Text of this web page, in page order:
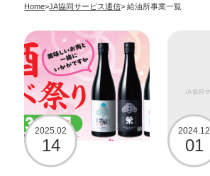
Home>JA協同サービス通信> 給油所事業一覧
2025.02
14
2024.12
01